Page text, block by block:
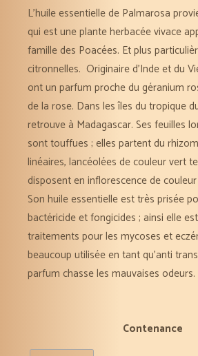
L’huile essentielle de Palmarosa
qui est une plante herbacée vivace
famille des Poacées. Et plus
citronnelles. Originaire d’Inde et du
ont un parfum proche du géranium
de la rose. Dans les îles du tropique
retrouve à Madagascar. Ses feuilles
sont touffues ; elles partent du
linéaires, lancéolées de couleur vert
disposent en inflorescence de
Son huile essentielle est très prisée
bactéricide et fongicides ; ainsi elle
traitements pour les mycoses et
beaucoup utilisée en tant qu’anti
parfum chasse les mauvaises odeurs.
Contenance